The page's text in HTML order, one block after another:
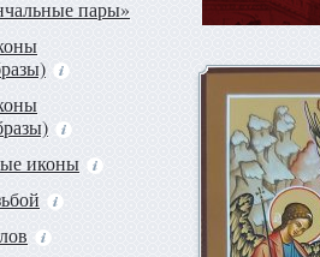
пары»
иконы